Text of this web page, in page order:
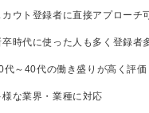
ウト登録者に直接アプローチ
時代に使った人も多く登録者
代～40代の働き盛りが高く評価
な業界・業種に対応